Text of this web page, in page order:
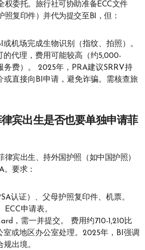
权委托。旅行社可协助准备ECC文件
照复印件）并代为提交至BI，但：
机场完成生物识别（指纹、拍照）。
的代理，费用可能较高（约5,000-
务费）。 2025年，PRA建议SRRV持
或直接向BI申请，避免诈骗。需核查旅
宾出生是否也要单独申请菲
律宾出生、持外国护照（如中国护照）
。要求：
认证）、父母护照复印件、机票。
ECC申请表。
，需一并提交。 费用约710-1,210比
室或地区办公室处理。2025年，BI强调
出境。